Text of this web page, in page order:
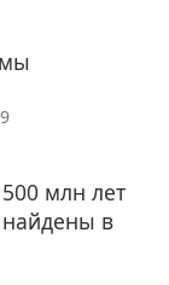
млн лет
в